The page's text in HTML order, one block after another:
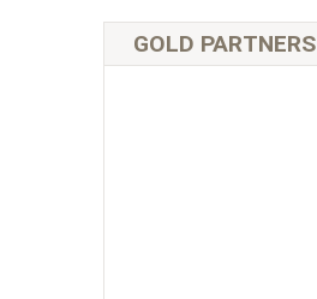
GOLD PARTNERS